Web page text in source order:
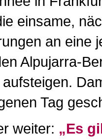
einsame,
an eine
Alpujarra-
Tag
weiter: „Es